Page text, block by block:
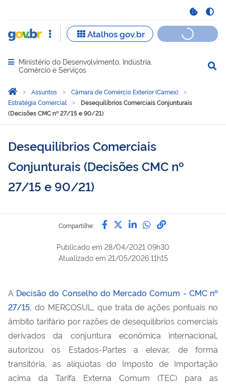
Abrir menu principal de navegação
Ministério do Desenvolvimento, Indústria,
Comércio e Serviços
Você está aqui:
Página Inicial
Assuntos
Câmara de Comércio Exterior (Camex)
Estratégia Comercial
Desequilíbrios Comerciais Conjunturais
(Decisões CMC nº 27/15 e 90/21)
Desequilíbrios Comerciais
Conjunturais (Decisões CMC nº
27/15 e 90/21)
Compartilhe: Compartilhe por Facebook
Compartilhe por Twitter
Compartilhe por
Compartilhe
link para
Publicado em 28/04/2021 09h30
Atualizado em 21/05/2026 11h15
A Decisão do Conselho do Mercado Comum - CMC nº
27/15, do MERCOSUL, que trata de ações pontuais no
âmbito tarifário por razões de desequilíbrios comerciais
derivados da conjuntura econômica internacional,
autorizou os Estados-Partes a elevar, de forma
transitória, as alíquotas do Imposto de Importação
acima da Tarifa Externa Comum (TEC) para as